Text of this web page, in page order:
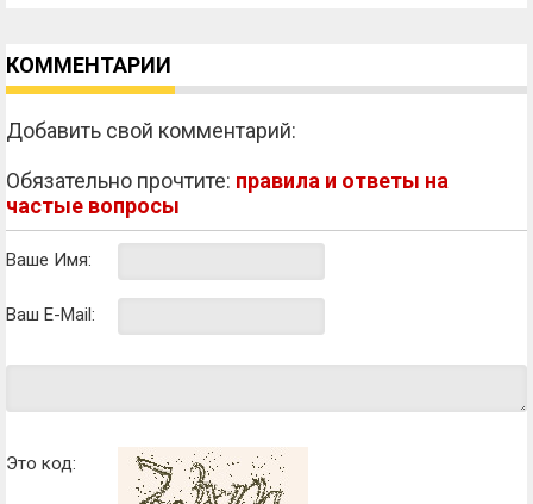
КОММЕНТАРИИ
Добавить свой комментарий:
Обязательно прочтите: правила и ответы на
частые вопросы
Ваше Имя:
Ваш E-Mail:
Это код: